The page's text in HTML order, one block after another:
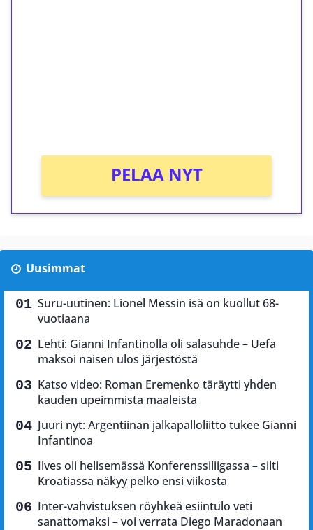
PELAA NYT
Uusimmat
Suru-uutinen: Lionel Messin isä on kuollut 68-
vuotiaana
Lehti: Gianni Infantinolla oli salasuhde – Uefa
maksoi naisen ulos järjestöstä
Katso video: Roman Eremenko täräytti yhden
kauden upeimmista maaleista
Juuri nyt: Argentiinan jalkapalloliitto tukee Gianni
Infantinoa
Ilves oli helisemässä Konferenssiliigassa – silti
Kroatiassa näkyy pelko ensi viikosta
Inter-vahvistuksen röyhkeä esiintulo veti
sanattomaksi – voi verrata Diego Maradonaan